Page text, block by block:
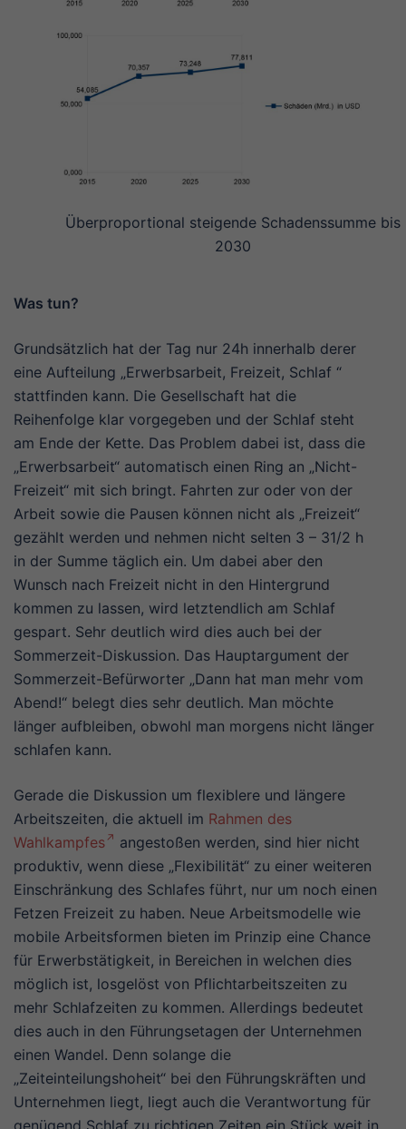
Überproportional steigende Schadenssumme bis
2030
Was tun?
Grundsätzlich hat der Tag nur 24h innerhalb derer
eine Aufteilung „Erwerbsarbeit, Freizeit, Schlaf “
stattfinden kann. Die Gesellschaft hat die
Reihenfolge klar vorgegeben und der Schlaf steht
am Ende der Kette. Das Problem dabei ist, dass die
„Erwerbsarbeit“ automatisch einen Ring an „Nicht-
Freizeit“ mit sich bringt. Fahrten zur oder von der
Arbeit sowie die Pausen können nicht als „Freizeit“
gezählt werden und nehmen nicht selten 3 – 31/2 h
in der Summe täglich ein. Um dabei aber den
Wunsch nach Freizeit nicht in den Hintergrund
kommen zu lassen, wird letztendlich am Schlaf
gespart. Sehr deutlich wird dies auch bei der
Sommerzeit-Diskussion. Das Hauptargument der
Sommerzeit-Befürworter „Dann hat man mehr vom
Abend!“ belegt dies sehr deutlich. Man möchte
länger aufbleiben, obwohl man morgens nicht länger
schlafen kann.
Gerade die Diskussion um flexiblere und längere
Arbeitszeiten, die aktuell im Rahmen des
Wahlkampfes
angestoßen werden, sind hier nicht
produktiv, wenn diese „Flexibilität“ zu einer weiteren
Einschränkung des Schlafes führt, nur um noch einen
Fetzen Freizeit zu haben. Neue Arbeitsmodelle wie
mobile Arbeitsformen bieten im Prinzip eine Chance
für Erwerbstätigkeit, in Bereichen in welchen dies
möglich ist, losgelöst von Pflichtarbeitszeiten zu
mehr Schlafzeiten zu kommen. Allerdings bedeutet
dies auch in den Führungsetagen der Unternehmen
einen Wandel. Denn solange die
„Zeiteinteilungshoheit“ bei den Führungskräften und
Unternehmen liegt, liegt auch die Verantwortung für
genügend Schlaf zu richtigen Zeiten ein Stück weit in